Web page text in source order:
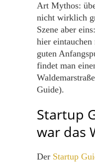
Art Mythos:
nicht wirklich
Szene aber
hier
guten
findet man
Guide).
Startup
war das
Der Startup